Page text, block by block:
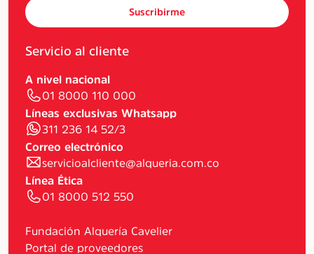
Suscribirme
Servicio al cliente
A nivel nacional
01 8000 110 000
Líneas exclusivas Whatsapp
311 236 14 52/3
Correo electrónico
servicioalcliente@alqueria.com.co
Línea Ética
01 8000 512 550
Fundación Alquería Cavelier
Portal de proveedores